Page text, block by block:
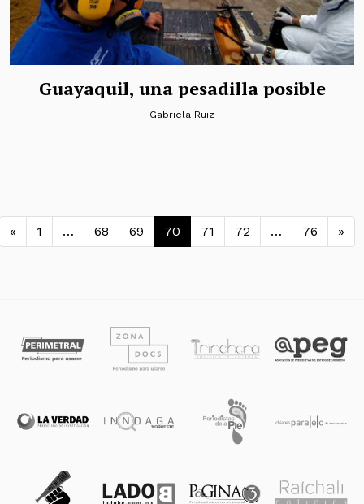
Guayaquil, una pesadilla posible
Gabriela Ruiz
de entradas
« 1 … 68 69 70 71 72 … 76 »